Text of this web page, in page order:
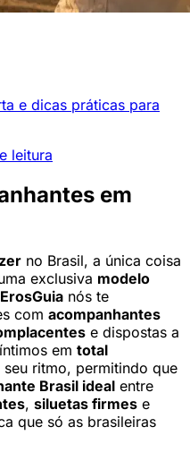
e dicas práticas para
leitura
em
no Brasil, a única coisa
exclusiva modelo
ErosGuia nós te
com acompanhantes
e dispostas a
em total
ritmo, permitindo que
Brasil ideal entre
, siluetas firmes e
que só as brasileiras